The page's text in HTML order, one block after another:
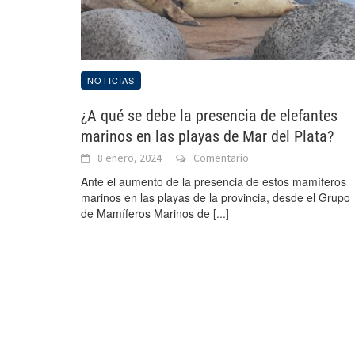
NOTICIAS
¿A qué se debe la presencia de elefantes
marinos en las playas de Mar del Plata?
8 enero, 2024 Comentario
Ante el aumento de la presencia de estos mamíferos
marinos en las playas de la provincia, desde el Grupo
de Mamíferos Marinos de [...]